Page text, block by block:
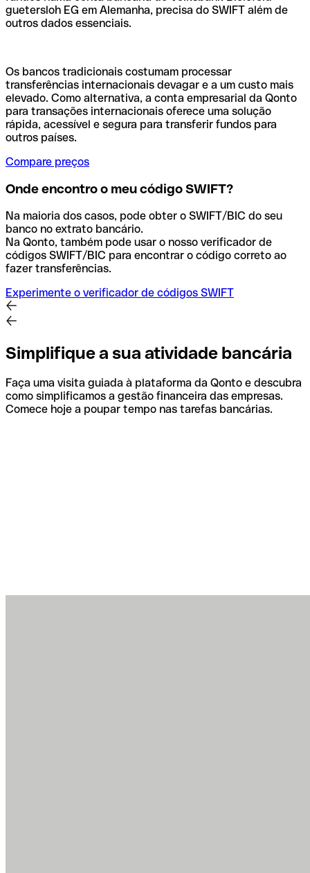
guetersloh EG em Alemanha, precisa do SWIFT além de
outros dados essenciais.
Os bancos tradicionais costumam processar
transferências internacionais devagar e a um custo mais
elevado. Como alternativa, a conta empresarial da Qonto
para transações internacionais oferece uma solução
rápida, acessível e segura para transferir fundos para
outros países.
Compare preços
Onde encontro o meu código SWIFT?
Na maioria dos casos, pode obter o SWIFT/BIC do seu
banco no extrato bancário.
Na Qonto, também pode usar o nosso verificador de
códigos SWIFT/BIC para encontrar o código correto ao
fazer transferências.
Experimente o verificador de códigos SWIFT
Simplifique a sua atividade bancária
Faça uma visita guiada à plataforma da Qonto e descubra
como simplificamos a gestão financeira das empresas.
Comece hoje a poupar tempo nas tarefas bancárias.